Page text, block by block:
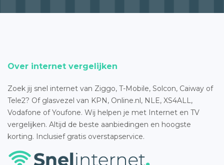
Over internet vergelijken
Zoek jij snel internet van Ziggo, T-Mobile, Solcon, Caiway of
Tele2? Of glasvezel van KPN, Online.nl, NLE, XS4ALL,
Vodafone of Youfone. Wij helpen je met Internet en TV
vergelijken. Altijd de beste aanbiedingen en hoogste
korting. Inclusief gratis overstapservice.